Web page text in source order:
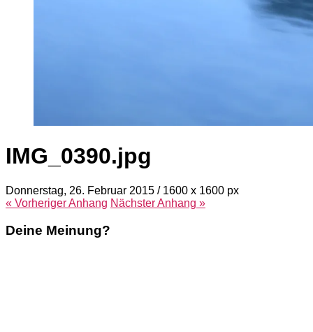
IMG_0390.jpg
Donnerstag, 26. Februar 2015 / 1600 x 1600 px
« VorherigerAnhang NächsterAnhang »
Deine Meinung?